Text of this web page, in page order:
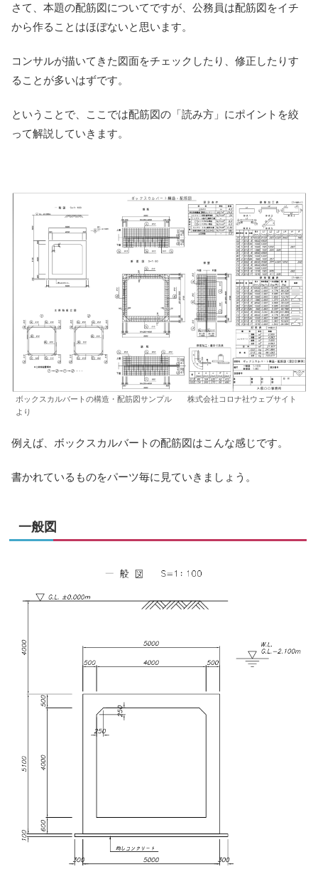
さて、本題の配筋図についてですが、公務員は配筋図をイチ
から作ることはほぼないと思います。
コンサルが描いてきた図面をチェックしたり、修正したりす
ることが多いはずです。
ということで、ここでは配筋図の「読み方」にポイントを絞
って解説していきます。
ボックスカルバートの構造・配筋図サンプル 株式会社コロナ社ウェブサイト
より
例えば、ボックスカルバートの配筋図はこんな感じです。
書かれているものをパーツ毎に見ていきましょう。
一般図